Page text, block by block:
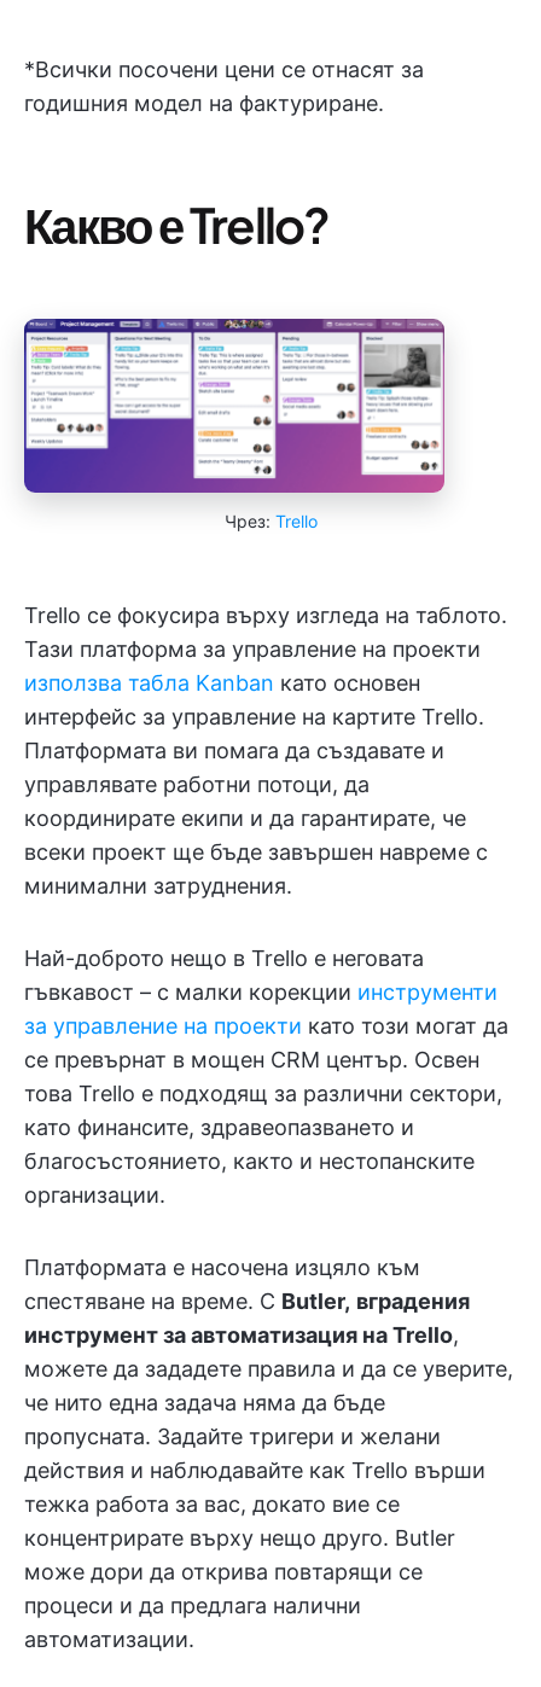
*Всички посочени цени се отнасят за
годишния модел на фактуриране.
Какво е Trello?
Чрез: Trello
Trello се фокусира върху изгледа на таблото.
Тази платформа за управление на проекти
използва табла Kanban като основен
интерфейс за управление на картите Trello.
Платформата ви помага да създавате и
управлявате работни потоци, да
координирате екипи и да гарантирате, че
всеки проект ще бъде завършен навреме с
минимални затруднения.
Най-доброто нещо в Trello е неговата
гъвкавост – с малки корекции инструменти
за управление на проекти като този могат да
се превърнат в мощен CRM център. Освен
това Trello е подходящ за различни сектори,
като финансите, здравеопазването и
благосъстоянието, както и нестопанските
организации.
Платформата е насочена изцяло към
спестяване на време. С Butler, вградения
инструмент за автоматизация на Trello,
можете да зададете правила и да се уверите,
че нито една задача няма да бъде
пропусната. Задайте тригери и желани
действия и наблюдавайте как Trello върши
тежка работа за вас, докато вие се
концентрирате върху нещо друго. Butler
може дори да открива повтарящи се
процеси и да предлага налични
автоматизации.